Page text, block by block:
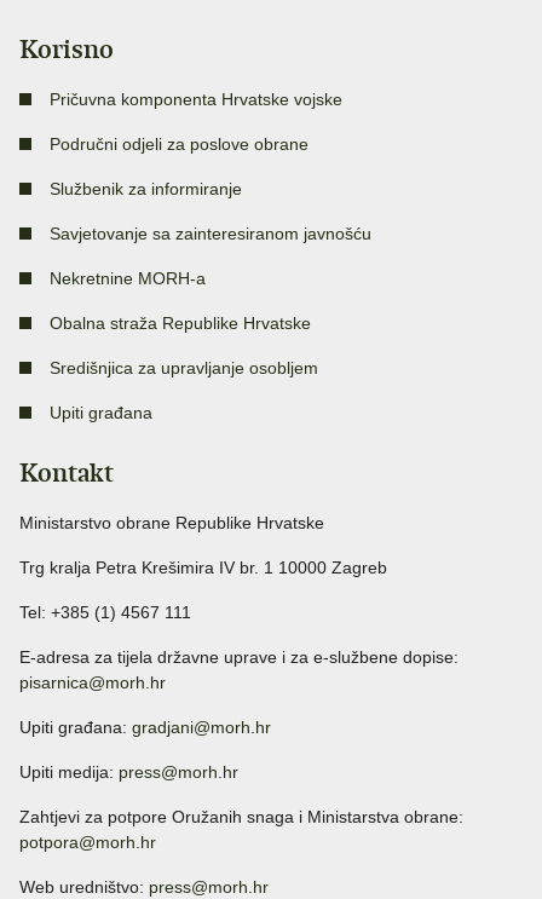
Korisno
Pričuvna komponenta Hrvatske vojske
Područni odjeli za poslove obrane
Službenik za informiranje
Savjetovanje sa zainteresiranom javnošću
Nekretnine MORH-a
Obalna straža Republike Hrvatske
Središnjica za upravljanje osobljem
Upiti građana
Kontakt
Ministarstvo obrane Republike Hrvatske
Trg kralja Petra Krešimira IV br. 1 10000 Zagreb
Tel: +385 (1) 4567 111
E-adresa za tijela državne uprave i za e-službene dopise:
pisarnica@morh.hr
Upiti građana: gradjani@morh.hr
Upiti medija: press@morh.hr
Zahtjevi za potpore Oružanih snaga i Ministarstva obrane:
potpora@morh.hr
Web uredništvo: press@morh.hr